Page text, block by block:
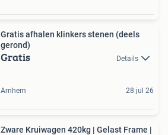
Gratis afhalen klinkers stenen (deels
gerond)
Gratis Details
Arnhem 28 jul 26
Zware Kruiwagen 420kg | Gelast Frame |